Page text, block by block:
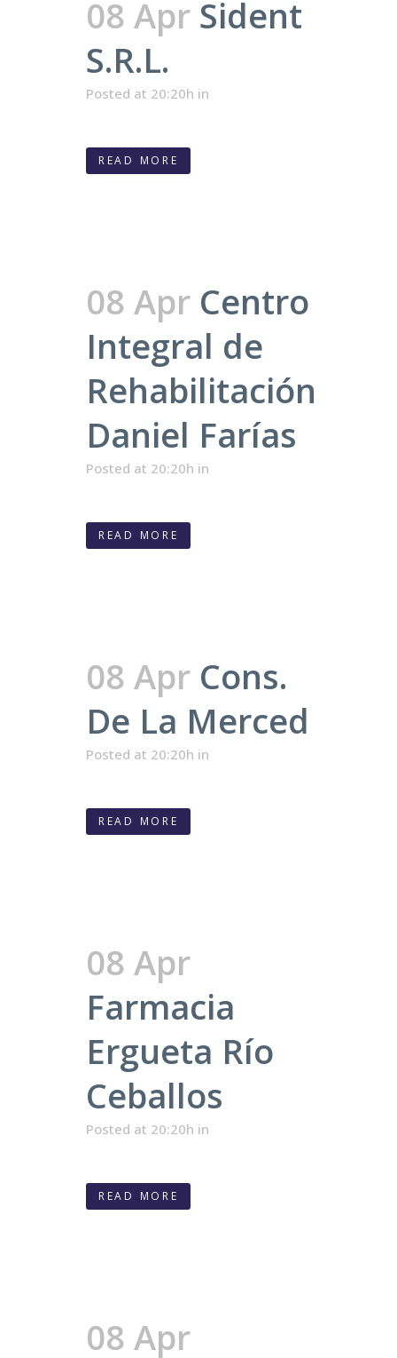
08 Apr Sident
S.R.L.
Posted at 20:20h in
READ MORE
08 Apr Centro
Integral de
Rehabilitación
Daniel Farías
Posted at 20:20h in
READ MORE
08 Apr Cons.
De La Merced
Posted at 20:20h in
READ MORE
08 Apr
Farmacia
Ergueta Río
Ceballos
Posted at 20:20h in
READ MORE
08 Apr